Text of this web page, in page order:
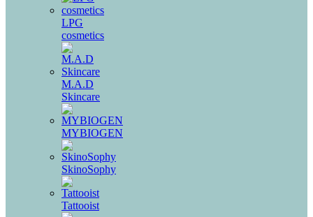
LPG
cosmetics
M.A.D
Skincare
MYBIOGEN
SkinoSophy
Tattooist